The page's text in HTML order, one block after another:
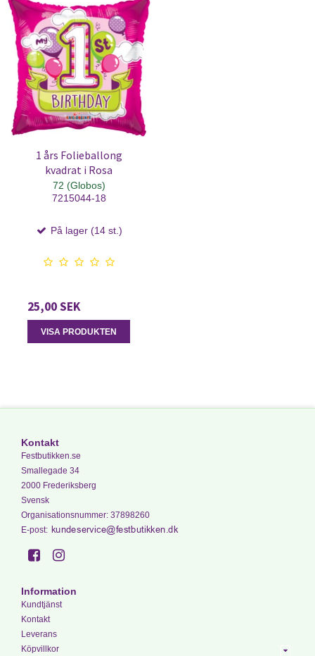
1 års Folieballong
kvadrat i Rosa
72 (Globos)
7215044-18
På lager (14 st.)
25,00 SEK
VISA PRODUKTEN
Kontakt
Festbutikken.se
Smallegade 34
2000 Frederiksberg
Svensk
Organisationsnummer: 37898260
E-post:
Information
Kundtjänst
Kontakt
Leverans
Köpvillkor